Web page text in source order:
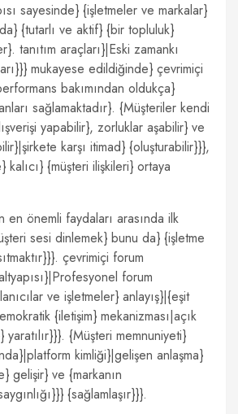
sayesinde} {işletmeler ve markalar}
{tutarlı ve aktif} {bir topluluk}
tanıtım araçları}|Eski zamankı
mukayese edildiğinde} çevrimiçi
bakımından oldukça}
sağlamaktadır}. {Müşteriler kendi
yapabilir}, zorluklar aşabilir} ve
karşı itimad} {oluşturabilir}}},
{müşteri ilişkileri} ortaya
en önemli faydaları arasında ilk
sesi dinlemek} bunu da} {işletme
çevrimiçi forum
forum
ve işletmeler} anlayış}|{eşit
{iletişim} mekanizması|açık
{Müşteri memnuniyeti}
kimliği}|gelişen anlaşma}
gelişir} ve {markanın
{sağlamlaşır}}}.